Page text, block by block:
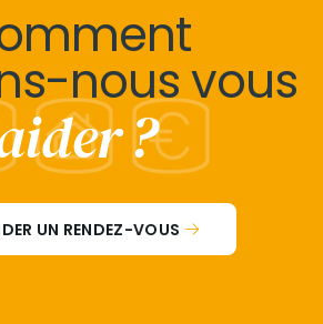
nous vous
?
UN RENDEZ-VOUS